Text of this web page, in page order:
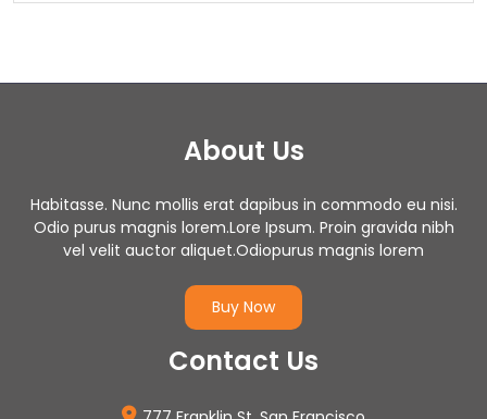
About Us
Habitasse. Nunc mollis erat dapibus in commodo eu nisi.
Odio purus magnis lorem.Lore Ipsum. Proin gravida nibh
vel velit auctor aliquet.Odiopurus magnis lorem
Buy Now
Contact Us